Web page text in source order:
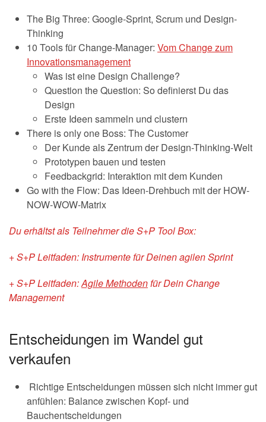
The Big Three: Google-Sprint, Scrum und Design-
Thinking
10 Tools für Change-Manager: Vom Change zum
Innovationsmanagement
Was ist eine Design Challenge?
Question the Question: So definierst Du das
Design
Erste Ideen sammeln und clustern
There is only one Boss: The Customer
Der Kunde als Zentrum der Design-Thinking-Welt
Prototypen bauen und testen
Feedbackgrid: Interaktion mit dem Kunden
Go with the Flow: Das Ideen-Drehbuch mit der HOW-
NOW-WOW-Matrix
Du erhältst als Teilnehmer die S+P Tool Box:
+ S+P Leitfaden: Instrumente für Deinen agilen Sprint
+ S+P Leitfaden:Agile Methodenfür Dein Change
Management
Entscheidungen im Wandel gut
verkaufen
Richtige Entscheidungen müssen sich nicht immer gut
anfühlen: Balance zwischen Kopf- und
Bauchentscheidungen